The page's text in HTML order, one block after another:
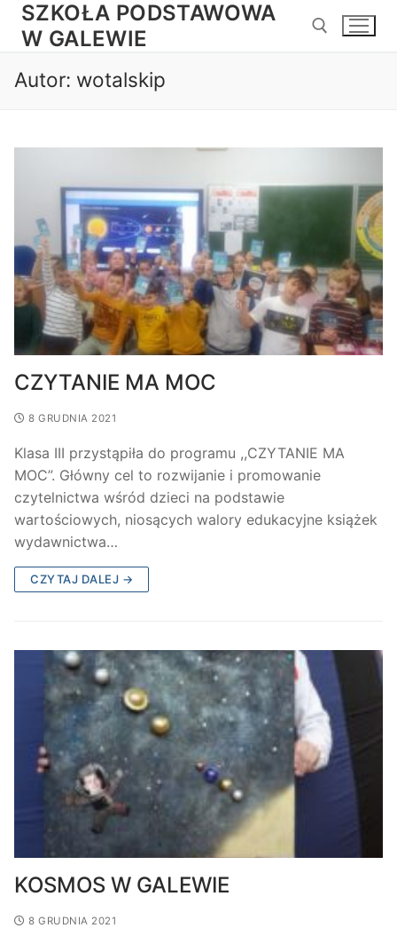
PrzejdźSZKOŁA PODSTAWOWA
W GALEWIE
Autor: wotalskip
CZYTANIE MA MOC
8 GRUDNIA 2021
Klasa III przystąpiła do programu ,,CZYTANIE MA
MOC”. Główny cel to rozwijanie i promowanie
czytelnictwa wśród dzieci na podstawie
wartościowych, niosących walory edukacyjne książek
wydawnictwa…
CZYTAJ DALEJ →
KOSMOS W GALEWIE
8 GRUDNIA 2021